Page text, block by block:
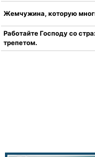
Жемчужина, которую
Работайте Господу со
трепетом.